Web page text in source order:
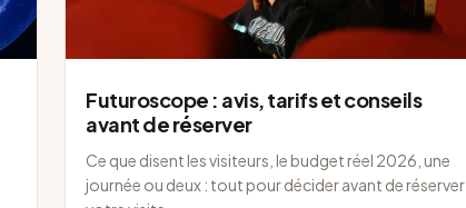
Futuroscope : avis, tarifs et conseils
avant de réserver
Ce que disent les visiteurs, le budget réel 2026, une
journée ou deux : tout pour décider avant de réserver